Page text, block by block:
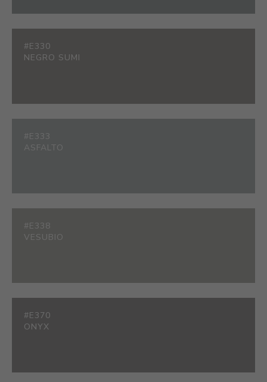
#E330
NEGRO SUMI
#E333
ASFALTO
#E338
VESUBIO
#E370
ONYX